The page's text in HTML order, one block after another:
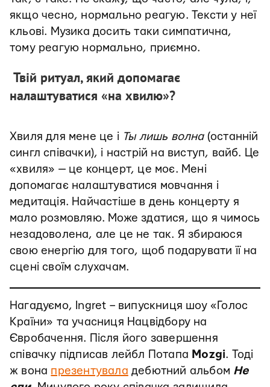
якщо чесно, нормально реагую. Тексти у неї
кльові. Музика досить таки симпатична,
тому реагую нормально, приємно.
Твій ритуал, який допомагає
налаштуватися «на хвилю»?
Хвиля для мене це і Ты лишь волна(останній
сингл співачки), і настрій на виступ, вайб. Це
«хвиля» — це концерт, це моє. Мені
допомагає налаштуватися мовчання і
медитація. Найчастіше в день концерту я
мало розмовляю. Може здатися, що я чимось
незадоволена, але це не так. Я збираюся
свою енергію для того, щоб подарувати її на
сцені своїм слухачам.
Нагадуємо, Ingret – випускниця шоу «Голос
Країни» та учасниця Нацвідбору на
Євробачення. Після його завершення
співачку підписав лейбл Потапа Mozgi. Тоді
ж вона презентувала дебютний альбом Не